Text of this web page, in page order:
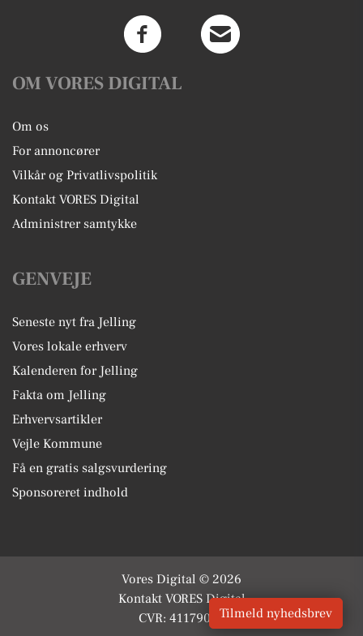
OM VORES DIGITAL
Om os
For annoncører
Vilkår og Privatlivspolitik
Kontakt VORES Digital
Administrer samtykke
GENVEJE
Seneste nyt fra Jelling
Vores lokale erhverv
Kalenderen for Jelling
Fakta om Jelling
Erhvervsartikler
Vejle Kommune
Få en gratis salgsvurdering
Sponsoreret indhold
Vores Digital © 2026
Kontakt VORES Digital
CVR: 41179082Tilmeld nyhedsbrev